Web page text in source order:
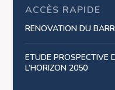
ACCÈS RAPIDE
RENOVATION DU
ETUDE PROSPECTIVE
L’HORIZON 2050